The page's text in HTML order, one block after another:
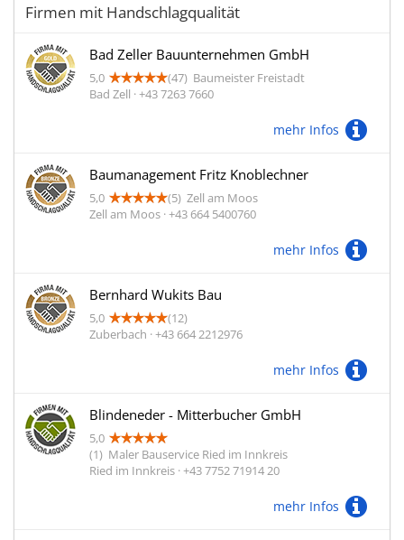
Firmen mit Handschlagqualität
Bad Zeller Bauunternehmen GmbH
5,0 (47) Baumeister Freistadt
Bad Zell · +43 7263 7660
mehr Infos
Baumanagement Fritz Knoblechner
5,0 (5) Zell am Moos
Zell am Moos · +43 664 5400760
mehr Infos
Bernhard Wukits Bau
5,0
(12)
Zuberbach · +43 664 2212976
mehr Infos
Blindeneder - Mitterbucher GmbH
5,0
(1) Maler Bauservice Ried im Innkreis
Ried im Innkreis · +43 7752 71914 20
mehr Infos